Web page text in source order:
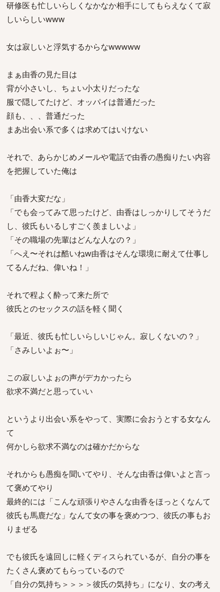
研修医も忙しいらしくなかなか相手にしてもらえなくて寂
しいらしいwww
女は寂しいと浮気するからなwwwww
まぁ由香の見た目は
背が小さいし、ちょい小太りだったな
服で隠してたけど、オッパイは普通だった
顔も、、、普通だった
まあ出会い系で多くは求めてはいけない
それで、あらかじめメールや電話で由香の愚痴りたい内容
を把握していた俺は
「由香大変だな」
「でも会ってみて思ったけど、由香はしっかりしてそうだ
し、彼氏もいるしすごく羨ましいよ」
「その職場の先輩はどんな人なの？」
「へえ〜それは酷いねw由香はそんな環境に耐えて仕事し
てるんだね、偉いね！」
それで程よく酔って来た所で
彼氏とのセックスの話を軽く聞く
「最近、彼氏も忙しいらしいじゃん。寂しくないの？」
「さみしいよぉ〜」
この寂しいよぉの声がデカかったら
欲求不満だと思っていい
というより出会い系をやって、実際に会おうとする女なん
て
何かしら欲求不満なのは確かだからな
それからも愚痴を聞いてやり、そんな由香は偉いよと言っ
て褒めてやり
最終的には「こんな頑張りやさんな由香をほっとくなんて
彼氏も馬鹿だな」なんて女の事を褒めつつ、彼氏の事もお
りまぜる
でも彼氏を遠回しに軽くディスられているが、自分の事を
たくさん褒めてもらっているので
「自分の気持ち＞＞＞＞彼氏の気持ち」になり、女の考え